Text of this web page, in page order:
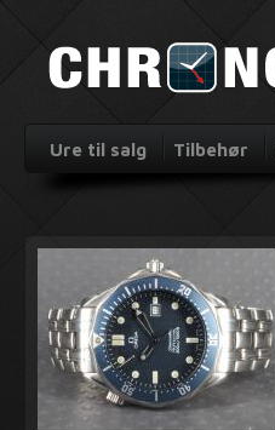
Ure til salg Tilbehør